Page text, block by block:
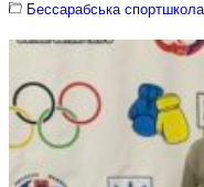
Бессарабська спортшкола